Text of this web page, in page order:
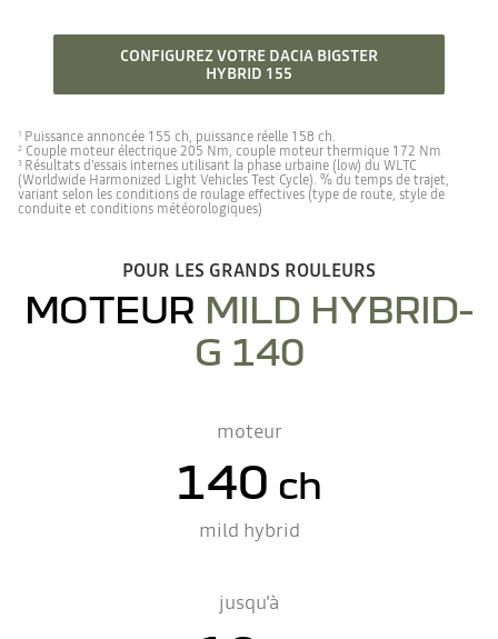
CONFIGUREZ VOTRE DACIA BIGSTER
HYBRID 155
1 Puissance annoncée 155 ch, puissance réelle 158 ch.
2 Couple moteur électrique 205 Nm, couple moteur thermique 172 Nm
3 Résultats d’essais internes utilisant la phase urbaine (low) du WLTC
(Worldwide Harmonized Light Vehicles Test Cycle). % du temps de trajet,
variant selon les conditions de roulage effectives (type de route, style de
conduite et conditions météorologiques)
POUR LES GRANDS ROULEURS
MOTEUR MILD HYBRID-
G 140
moteur
140 ch
mild hybrid
jusqu'à